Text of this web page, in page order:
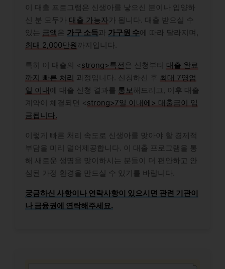
이 대출 프로그램은 신생아를 낳으신 분이나 입양하
신 분 모두가 대출 가능자가 됩니다. 대출 받으실 수
있는 금액은 가구 소득과 가구원 수에 따라 달라지며,
최대 2,000만원까지입니다.
특히 이 대출의 <strong>특전은 신청부터 대출 완료
까지 빠른 처리 과정입니다. 신청하신 후 최대 7영업
일 이내에 대출 신청 결과를 통보 해드리고, 이후 대출
계약이 체결되면 <strong>7일 이내에> 대출금이 입
금됩니다.
이렇게 빠른 처리 속도로 신생아를 맞아야 할 경제적
부담을 미리 덜어제공합니다. 이 대출 프로그램을 통
해 새로운 생명을 맞이하시는 분들이 더 편안하고 안
심된 가정 환경을 만드실 수 있기를 바랍니다.
궁금하신 사항이나 연락사항이 있으시면 관련 기관이
나 금융권에 연락해주세요.